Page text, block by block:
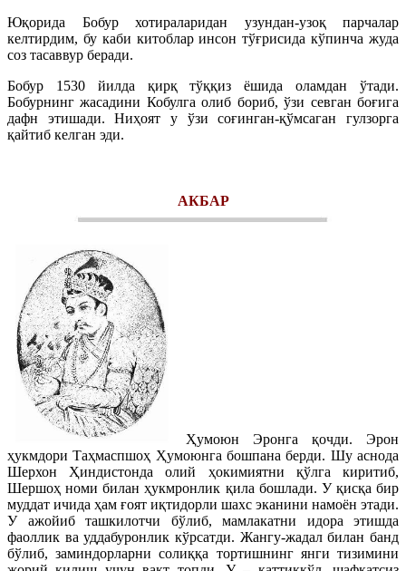
Юқорида Бобур хотираларидан узундан-узоқ парчалар
келтирдим, бу каби китоблар инсон тўғрисида кўпинча жуда
соз тасаввур беради.
Бобур 1530 йилда қирқ тўққиз ёшида оламдан ўтади.
Бобурнинг жасадини Кобулга олиб бориб, ўзи севган боғига
дафн этишади. Ниҳоят у ўзи соғинган-қўмсаган гулзорга
қайтиб келган эди.
АКБАР
Ҳумоюн Эронга қочди. Эрон
ҳукмдори Таҳмаспшоҳ Ҳумоюнга бошпана берди. Шу аснода
Шерхон Ҳиндистонда олий ҳокимиятни қўлга киритиб,
Шершоҳ номи билан ҳукмронлик қила бошлади. У қисқа бир
муддат ичида ҳам ғоят иқтидорли шахс эканини намоён этади.
У ажойиб ташкилотчи бўлиб, мамлакатни идора этишда
фаоллик ва уддабуронлик кўрсатди. Жангу-жадал билан банд
бўлиб, заминдорларни солиққа тортишнинг янги тизимини